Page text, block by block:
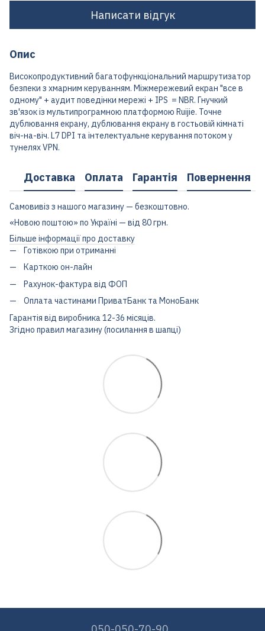
Написати відгук
Опис
Високопродуктивний багатофункціональний маршрутизатор
безпеки з хмарним керуванням. Міжмережевий екран "все в
одному" + аудит поведінки мережі + IPS = NBR. Гнучкий
зв'язок із мультипрограмною платформою Ruijie. Точне
дублювання екрану, дублювання екрану в гостьовій кімнаті
віч-на-віч. L7 DPI та інтелектуальне керування потоком у
тунелях VPN.
Доставка Оплата Гарантія Повернення
Самовивіз з нашого магазину — безкоштовно.
«Новою поштою» по Україні — від 80 грн.
Більше інформації про доставку
Готівкою при отриманні
Карткою он-лайн
Рахунок-фактура від ФОП
Оплата частинами ПриватБанк та МоноБанк
Гарантія від виробника 12-36 місяців.
Згідно правил магазину (посилання в шапці)